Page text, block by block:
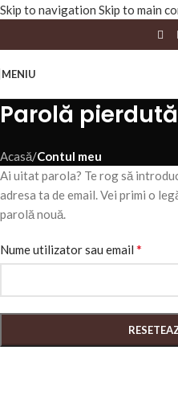
Skip to navigation Skip to main
MENIU
Parolă pierdută
Acasă/Contul meu
Ai uitat parola? Te rog să
adresa ta de email. Vei primi o
parolă nouă.
Nume utilizator sau email *